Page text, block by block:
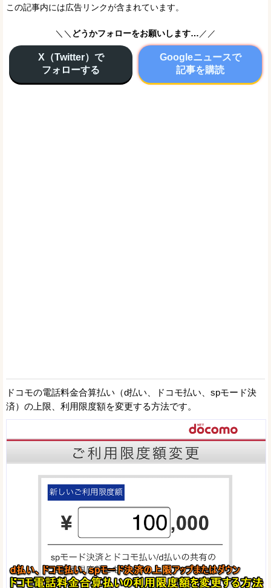
この記事内には広告リンクが含まれています。
＼＼ どうかフォローをお願いします… ／／
X（Twitter）で
フォローする
Googleニュースで
記事を購読
ドコモの電話料金合算払い（d払い、ドコモ払い、spモード決
済）の上限、利用限度額を変更する方法です。